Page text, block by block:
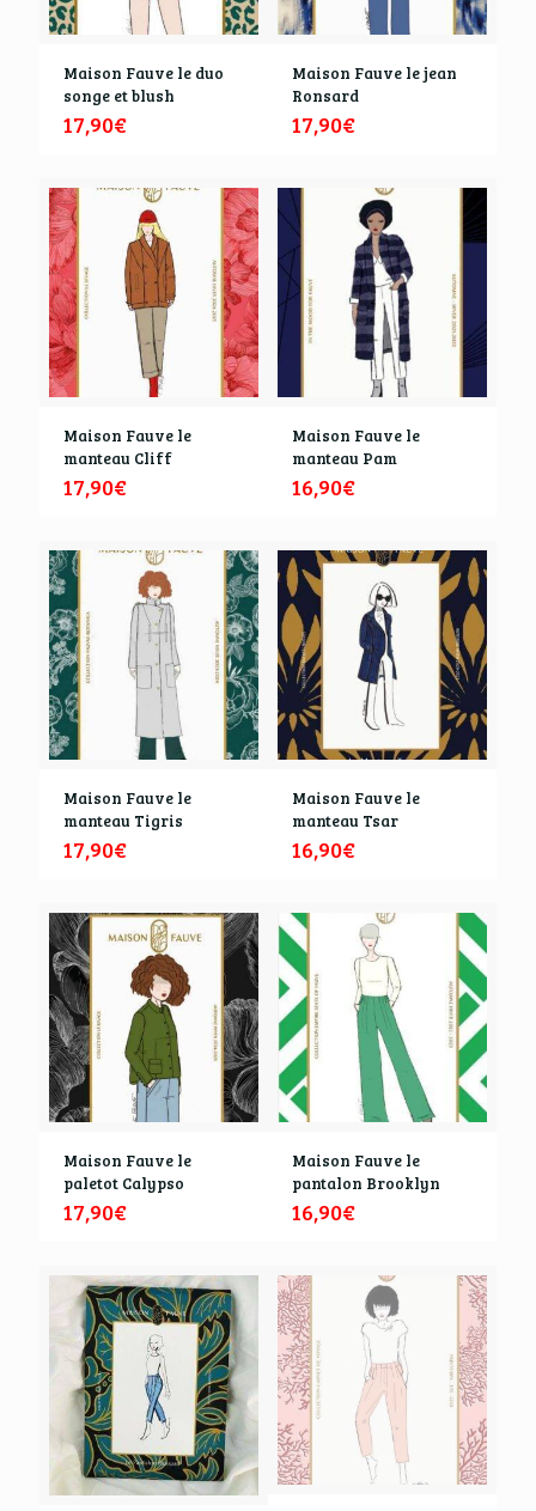
Maison Fauve le duo
songe et blush
17,90€
Maison Fauve le jean
Ronsard
17,90€
Maison Fauve le
manteau Cliff
17,90€
Maison Fauve le
manteau Pam
16,90€
Maison Fauve le
manteau Tigris
17,90€
Maison Fauve le
manteau Tsar
16,90€
Maison Fauve le
paletot Calypso
17,90€
Maison Fauve le
pantalon Brooklyn
16,90€